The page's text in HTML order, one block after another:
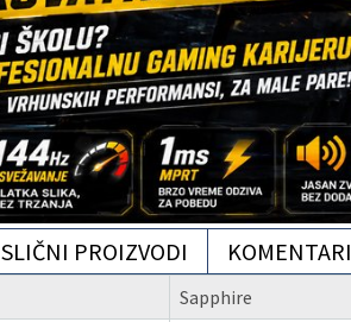
SLIČNI PROIZVODI KOMENTARI
Sapphire